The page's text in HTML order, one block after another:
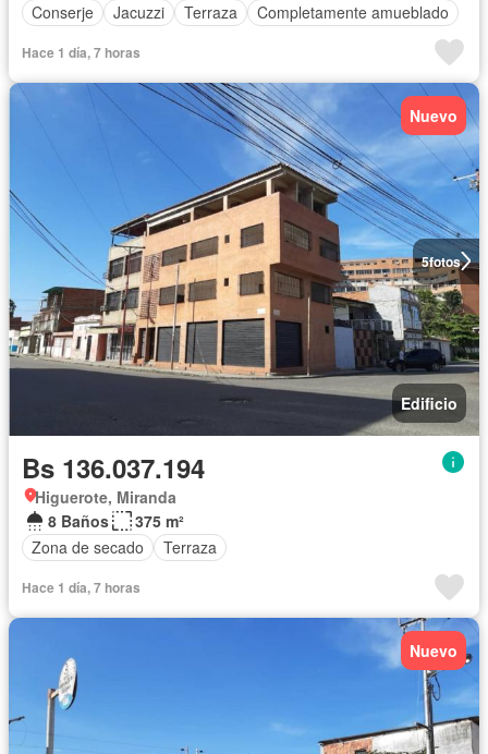
Conserje
Jacuzzi Terraza Completamente amueblado
Hace 1 día, 7 horas
5fotos
Nuevo
Edificio
Bs 136.037.194
Higuerote, Miranda
8 Baños
375 m²
Zona de secado
Terraza
Hace 1 día, 7 horas
Nuevo